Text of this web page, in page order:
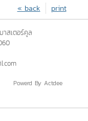
print
« back
สเตอร์คูล
Powerd By Actdee